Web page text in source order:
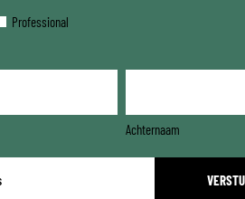
Professional
Achternaam